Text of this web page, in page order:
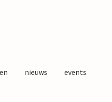
nieuws events